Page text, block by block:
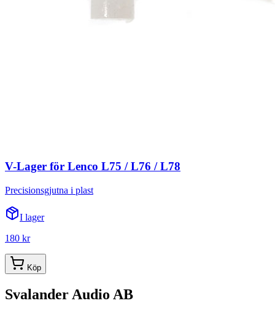
V-Lager för Lenco L75 / L76 / L78
Precisionsgjutna i plast
I lager
180 kr
Köp
Svalander Audio AB